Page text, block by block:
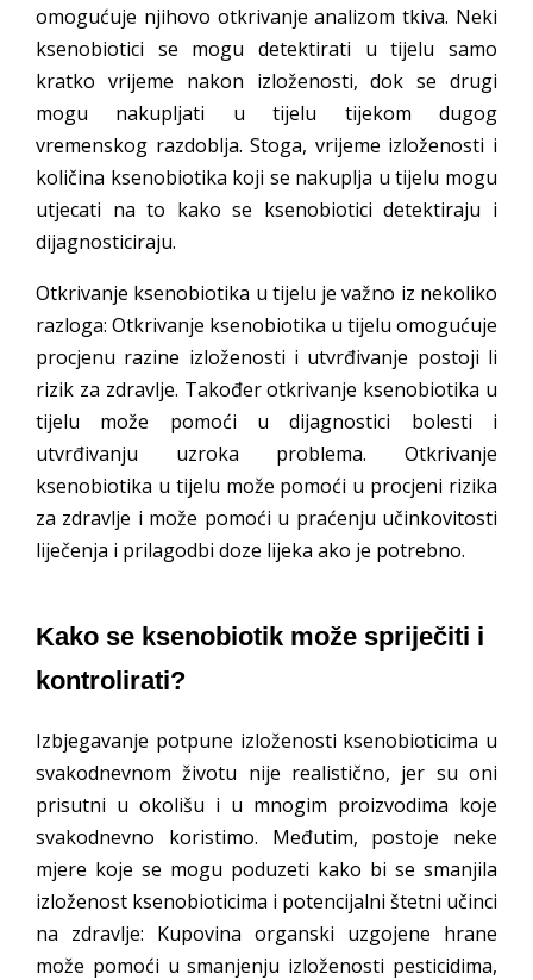
omogućuje njihovo otkrivanje analizom tkiva. Neki
ksenobiotici se mogu detektirati u tijelu samo
kratko vrijeme nakon izloženosti, dok se drugi
mogu nakupljati u tijelu tijekom dugog
vremenskog razdoblja. Stoga, vrijeme izloženosti i
količina ksenobiotika koji se nakuplja u tijelu mogu
utjecati na to kako se ksenobiotici detektiraju i
dijagnosticiraju.
Otkrivanje ksenobiotika u tijelu je važno iz nekoliko
razloga: Otkrivanje ksenobiotika u tijelu omogućuje
procjenu razine izloženosti i utvrđivanje postoji li
rizik za zdravlje. Također otkrivanje ksenobiotika u
tijelu može pomoći u dijagnostici bolesti i
utvrđivanju uzroka problema. Otkrivanje
ksenobiotika u tijelu može pomoći u procjeni rizika
za zdravlje i može pomoći u praćenju učinkovitosti
liječenja i prilagodbi doze lijeka ako je potrebno.
Kako se ksenobiotik može spriječiti i
kontrolirati?
Izbjegavanje potpune izloženosti ksenobioticima u
svakodnevnom životu nije realistično, jer su oni
prisutni u okolišu i u mnogim proizvodima koje
svakodnevno koristimo. Međutim, postoje neke
mjere koje se mogu poduzeti kako bi se smanjila
izloženost ksenobioticima i potencijalni štetni učinci
na zdravlje: Kupovina organski uzgojene hrane
može pomoći u smanjenju izloženosti pesticidima,